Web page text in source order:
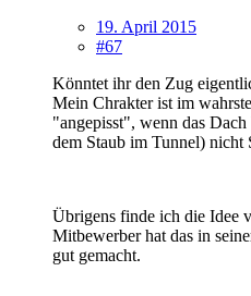
19. April 2015
#67
Könntet ihr den Zug
Mein Chrakter ist im
"angepisst", wenn das
dem Staub im Tunnel) nicht
Übrigens finde ich die Idee
Mitbewerber hat das in
gut gemacht.